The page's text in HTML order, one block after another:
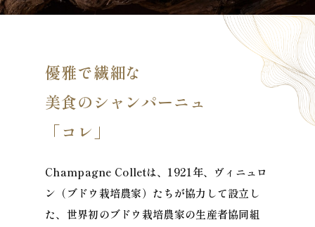
優雅で繊細な
美食のシャンパーニュ
「コレ」
Champagne Colletは、1921年、ヴィニュロ
ン（ブドウ栽培農家）たちが協力して設立し
た、世界初のブドウ栽培農家の生産者協同組